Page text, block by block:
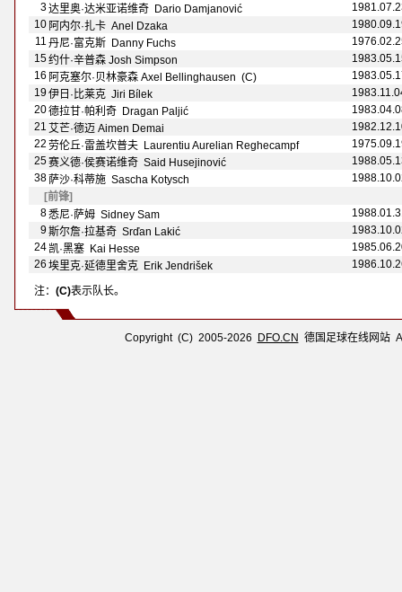
3达里奥·达米亚诺维奇 Dario Damjanović
10 阿内尔·扎卡 Anel Dzaka
11 丹尼·富克斯 Danny Fuchs
15约什·辛普森 Josh Simpson
16 阿克塞尔·贝林豪森 Axel Bellinghausen (C)
19 伊日·比莱克 Jiri Bílek
20德拉甘·帕利奇 Dragan Paljić
21 艾芒·德迈 Aimen Demai
22 劳伦丘·雷盖坎普夫 Laurentiu Aurelian Reghecampf
25赛义德·侯赛诺维奇 Said Husejinović
38 萨沙·科蒂施 Sascha Kotysch
[前锋]
8悉尼·萨姆 Sidney Sam
9 斯尔詹·拉基奇 Srďan Lakić
24 凯·黑塞 Kai Hesse
26 埃里克·延德里舍克 Erik Jendrišek
注： (C)表示队长。
Copyright (C) 2005-2026 DFO.CN 德国足球在线网站